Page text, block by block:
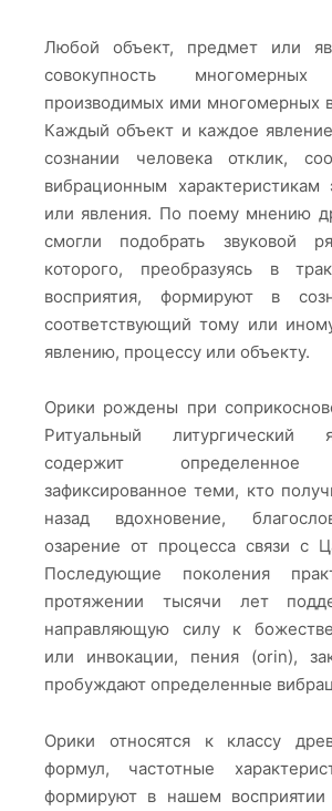
Любой объект, предмет или
совокупность
производимых ими многомерных
Каждый объект и каждое
сознании человека отклик,
вибрационным характеристикам
или явления. По поему мнению
смогли подобрать звуковой
которого, преобразуясь в
восприятия, формируют в
соответствующий тому или
явлению, процессу или объекту.
Орики рождены при
Ритуальный литургический
содержит определенное
зафиксированное теми, кто
назад вдохновение,
озарение от процесса связи с
Последующие поколения
протяжении тысячи лет
направляющую силу к
или инвокации, пения (orin),
пробуждают определенные
Орики относятся к классу
формул, частотные
формируют в нашем